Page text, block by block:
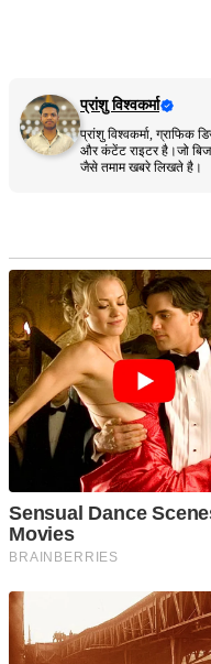
प्रांशु विश्वकर्मा
प्रांशु विश्वकर्मा, ग्राफिक
और कंटेंट राइटर है।जो
जैसे तमाम खबरे लिखते है।